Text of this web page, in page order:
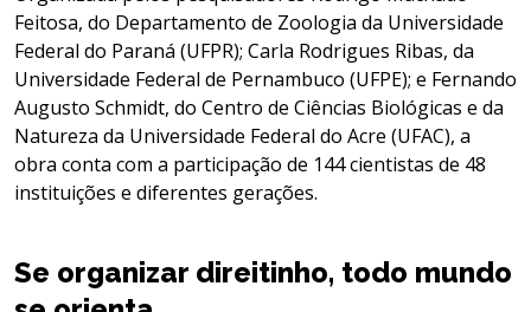
Feitosa, do Departamento de Zoologia da Universidade
Federal do Paraná (UFPR); Carla Rodrigues Ribas, da
Universidade Federal de Pernambuco (UFPE); e Fernando
Augusto Schmidt, do Centro de Ciências Biológicas e da
Natureza da Universidade Federal do Acre (UFAC), a
obra conta com a participação de 144 cientistas de 48
instituições e diferentes gerações.
Se organizar direitinho, todo mundo